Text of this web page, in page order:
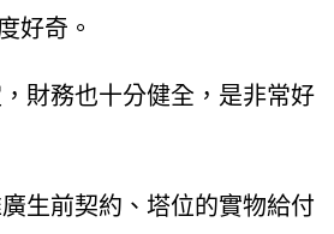
好奇。
財務也十分健全，是非常好
生前契約、塔位的實物給付